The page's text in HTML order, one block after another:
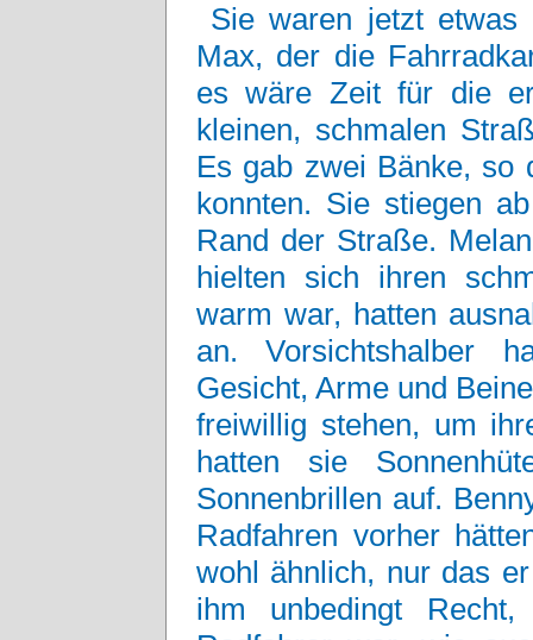
Sie waren jetzt etwas
Max, der die
es wäre Zeit für die
kleinen, schmalen
Es gab zwei Bänke, so
konnten. Sie stiegen
Rand der Straße.
hielten sich ihren
warm war, hatten
an. Vorsichtshalber
Gesicht, Arme und
freiwillig stehen, um
hatten sie
Sonnenbrillen auf.
Radfahren vorher
wohl ähnlich, nur das
ihm unbedingt